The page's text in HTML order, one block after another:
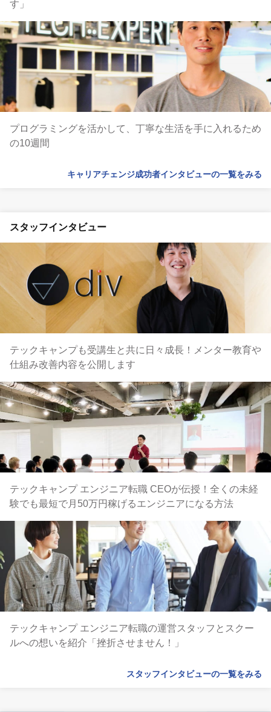
す」
プログラミングを活かして、丁寧な生活を手に入れるため
の10週間
キャリアチェンジ成功者インタビューの一覧をみる
スタッフインタビュー
テックキャンプも受講生と共に日々成長！メンター教育や
仕組み改善内容を公開します
テックキャンプ エンジニア転職 CEOが伝授！全くの未経
験でも最短で月50万円稼げるエンジニアになる方法
テックキャンプ エンジニア転職の運営スタッフとスクー
ルへの想いを紹介「挫折させません！」
スタッフインタビューの一覧をみる